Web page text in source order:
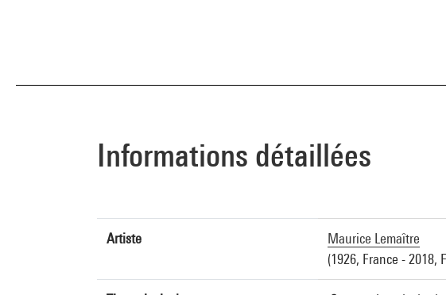
Informations détaillées
Artiste
Maurice Lemaître
(1926, France - 2018,